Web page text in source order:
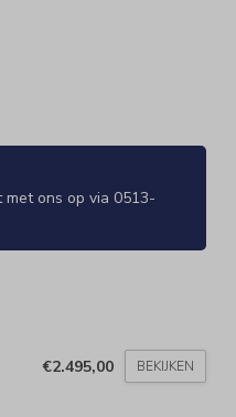
ons op via 0513-
€2.495,00 BEKIJKEN